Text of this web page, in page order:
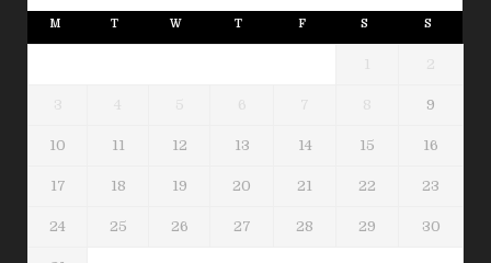
M T W T F S S
1 2
3 4 5 6 7 8 9
10 11 12 13 14 15 16
17 18 19 20 21 22 23
24 25 26 27 28 29 30